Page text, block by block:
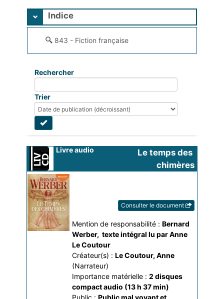
Indice
843 - Fiction française
Rechercher
Trier
Livre audio
Le temps des
chimères
Consulter le document
Mention de responsabilité : Bernard
Werber, texte intégral lu par Anne
Le Coutour
Créateur(s) : Le Coutour, Anne
(Narrateur)
Importance matérielle : 2 disques
compact audio (13 h 37 min)
Public : Public mal voyant et